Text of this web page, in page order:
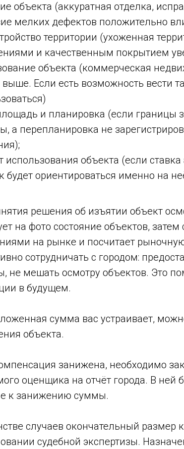
объекта (аккуратная отделка,
мелких дефектов положительно
территории (ухоженная
и качественным покрытием
объекта (коммерческая
выше. Если есть возможность вести
и планировка (если границы
а перепланировка не
использования объекта (если
будет ориентироваться именно на
решения об изъятии объект
на фото состояние объектов,
на рынке и посчитает
сотрудничать с городом:
не мешать осмотру объектов. Это
в будущем.
сумма вас устраивает,
объекта.
занижена, необходимо
оценщика на отчёт города. В ней
к занижению суммы.
случаев окончательный размер
судебной экспертизы.